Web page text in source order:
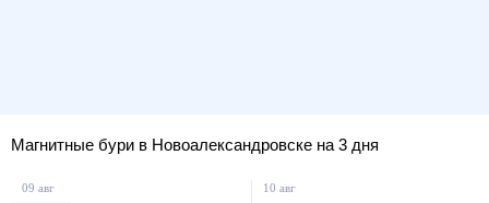
Магнитные бури в Новоалександровске на 3 дня
09 авг 10 авг